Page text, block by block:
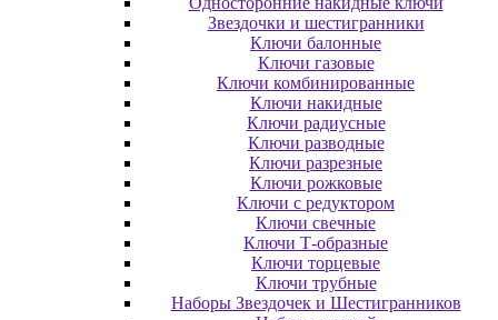
Звездочки и шестигранники
Ключи балонные
Ключи газовые
Ключи комбинированные
Ключи накидные
Ключи радиусные
Ключи разводные
Ключи разрезные
Ключи рожковые
Ключи с редуктором
Ключи свечные
Ключи Т-образные
Ключи торцевые
Ключи трубные
Наборы Звездочек и Шестигранников